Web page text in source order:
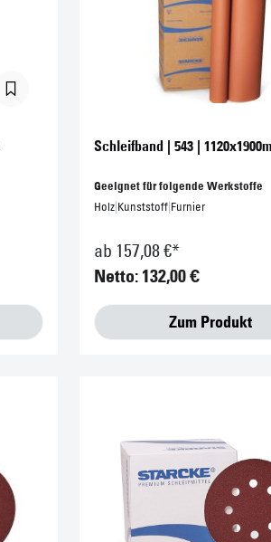
Schleifband | 543 |
Geeignet für folgende Werkstoffe
Holz|Kunststoff|Furnier
ab 157,08 €*
Netto: 132,00 €
Zum Produkt